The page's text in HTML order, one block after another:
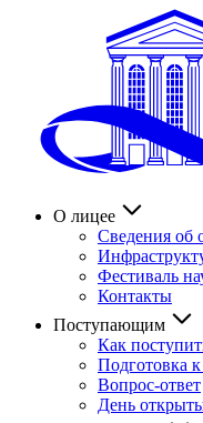
О лицее
Сведения об
Фестиваль
Контакты
Поступающим
Как
Подготовка
Вопрос-ответ
День